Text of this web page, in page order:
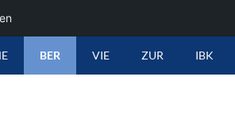
BER VIE ZUR IBK